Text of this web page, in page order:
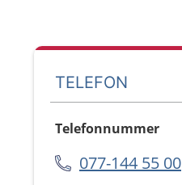
TELEFON
Telefonnummer
077-144 55 00